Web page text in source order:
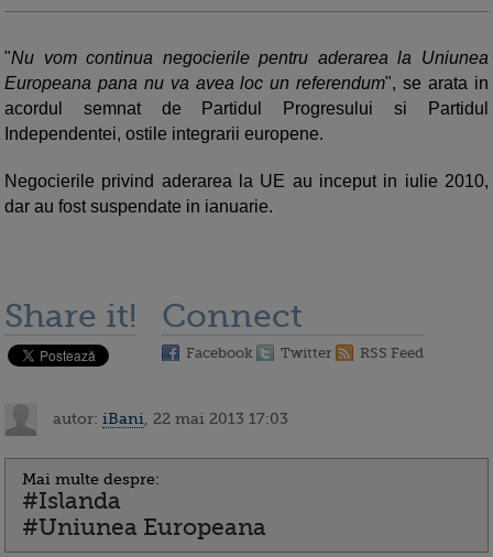
"Nu vom continua negocierile pentru aderarea la Uniunea
Europeana pana nu va avea loc un referendum", se arata in
acordul semnat de Partidul Progresului si Partidul
Independentei, ostile integrarii europene.
Negocierile privind aderarea la UE au inceput in iulie 2010,
dar au fost suspendate in ianuarie.
Share it! Connect
Facebook Twitter RSS Feed
autor: iBani , 22 mai 2013 17:03
Mai multe despre:
#Islanda
#Uniunea Europeana